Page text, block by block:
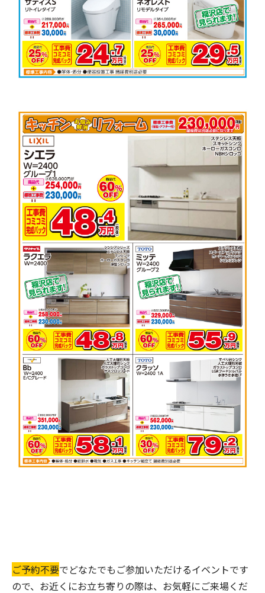
ご予約不要でどなたでもご参加いただけるイベントです
ので、お近くにお立ち寄りの際は、お気軽にご来場くだ